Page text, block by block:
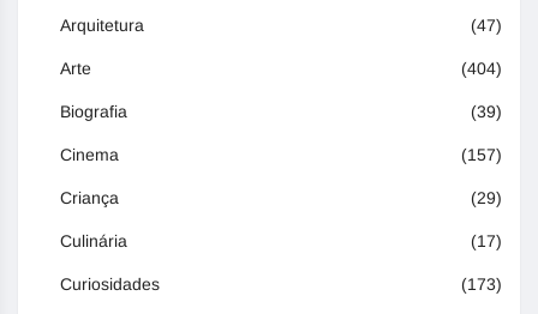
Arquitetura (47)
Arte (404)
Biografia (39)
Cinema (157)
Criança (29)
Culinária (17)
Curiosidades (173)